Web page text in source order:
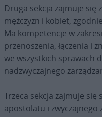
Druga sekcja zajmuje się
mężczyzn i kobiet,
Ma kompetencje w
przenoszenia, łączenia i
we wszystkich sprawach
nadzwyczajnego
Trzeca sekcja zajmuje
apostolatu i zwyczajnego